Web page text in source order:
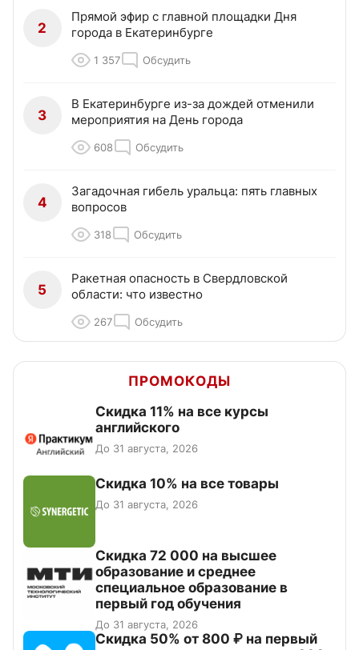
2
Прямой эфир с главной площадки Дня
города в Екатеринбурге
1 357 Обсудить
3
В Екатеринбурге из-за дождей отменили
мероприятия на День города
608 Обсудить
4
Загадочная гибель уральца: пять главных
вопросов
318 Обсудить
5
Ракетная опасность в Свердловской
области: что известно
267 Обсудить
ПРОМОКОДЫ
Скидка 11% на все курсы
английского
До 31 августа, 2026
Скидка 10% на все товары
До 31 августа, 2026
Скидка 72 000 на высшее
образование и среднее
специальное образование в
первый год обучения
До 31 августа, 2026
Скидка 50% от 800 ₽ на первый